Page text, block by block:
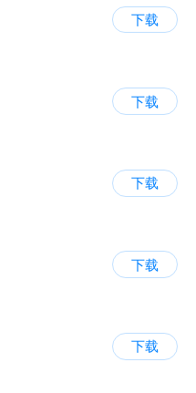
下载
下载
下载
下载
下载